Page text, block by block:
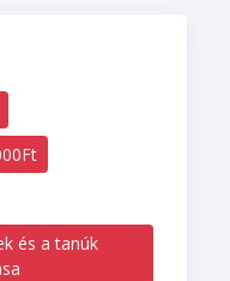
és a tanúk